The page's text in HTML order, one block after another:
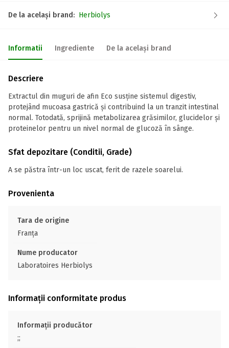
De la același brand: Herbiolys
Informatii Ingrediente De la același brand
Descriere
Extractul din muguri de afin Eco susține sistemul digestiv,
protejând mucoasa gastrică și contribuind la un tranzit intestinal
normal. Totodată, sprijină metabolizarea grăsimilor, glucidelor și
proteinelor pentru un nivel normal de glucoză în sânge.
Sfat depozitare (Conditii, Grade)
A se păstra într-un loc uscat, ferit de razele soarelui.
Provenienta
Tara de origine
Franţa
Nume producator
Laboratoires Herbiolys
Informații conformitate produs
Informații producător
;;